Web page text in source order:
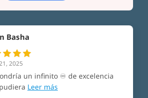
Basha
2025
un infinito ♾️ de excelencia
Leer más